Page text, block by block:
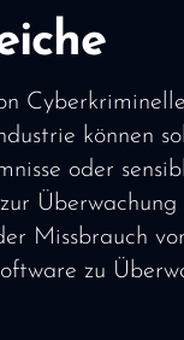
können
oder
Missbrauch
zu